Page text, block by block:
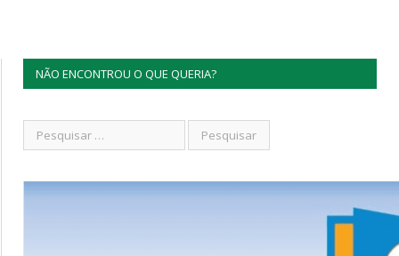
NÃO ENCONTROU O QUE QUERIA?